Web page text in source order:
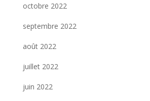
octobre 2022
septembre 2022
août 2022
juillet 2022
juin 2022